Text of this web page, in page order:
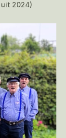
2024)